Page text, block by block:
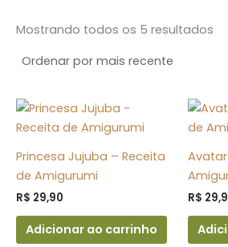
Mostrando todos os 5 resultados
Princesa Jujuba – Receita
de Amigurumi
R$ 29,90
Adicionar ao carrinho
R$